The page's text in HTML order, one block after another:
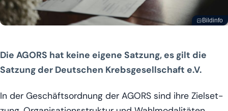
Bildinfo
Die AGORS hat kei­ne eige­ne Sat­zung, es gilt die
Sat­zung der Deut­schen Krebs­ge­sell­schaft e.V.
In der Geschäfts­ord­nung der AGORS sind ihre Ziel­set­